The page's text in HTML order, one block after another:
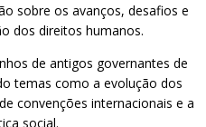
sobre os avanços, desafios e
dos direitos humanos.
de antigos governantes de
temas como a evolução dos
convenções internacionais e a
social.